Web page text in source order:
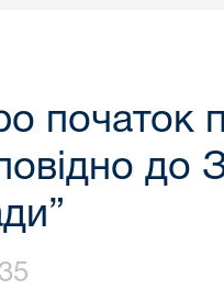
початок
до